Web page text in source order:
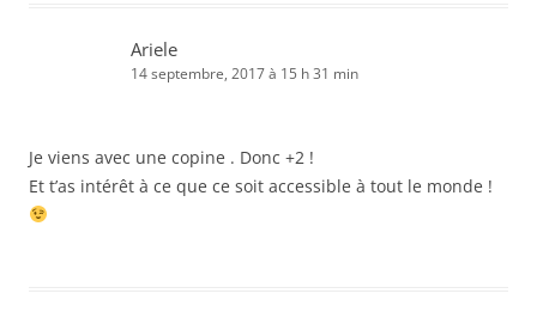
Ariele
14 septembre, 2017 à 15 h 31 min
Je viens avec une copine . Donc +2 !
Et t’as intérêt à ce que ce soit accessible à tout le monde !